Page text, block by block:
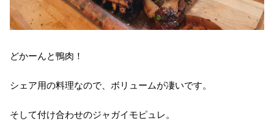
どかーんと鴨肉！
シェア用の料理なので、ボリュームが凄いです。
そして付け合わせのジャガイモピュレ。